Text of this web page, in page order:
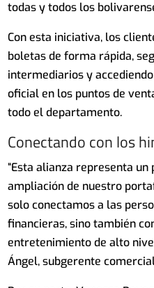
todas y todos los
Con esta iniciativa, los
boletas de forma rápida,
intermediarios y
oficial en los puntos de
todo el departamento.
Conectando con los
“Esta alianza representa
ampliación de nuestro
solo conectamos a las
financieras, sino también
entretenimiento de alto
Ángel, subgerente